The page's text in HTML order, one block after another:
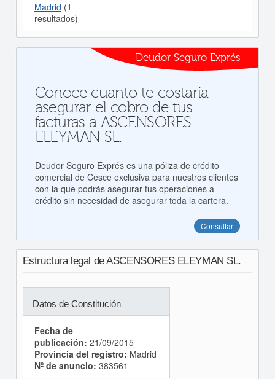
Madrid (1
resultados)
Deudor Seguro Exprés
Conoce cuanto te costaría
asegurar el cobro de tus
facturas a ASCENSORES
ELEYMAN SL.
Deudor Seguro Exprés es una póliza de crédito
comercial de Cesce exclusiva para nuestros clientes
con la que podrás asegurar tus operaciones a
crédito sin necesidad de asegurar toda la cartera.
Consultar
Estructura legal de ASCENSORES ELEYMAN SL.
Datos de Constitución
Fecha de
publicación: 21/09/2015
Provincia del registro: Madrid
Nº de anuncio: 383561